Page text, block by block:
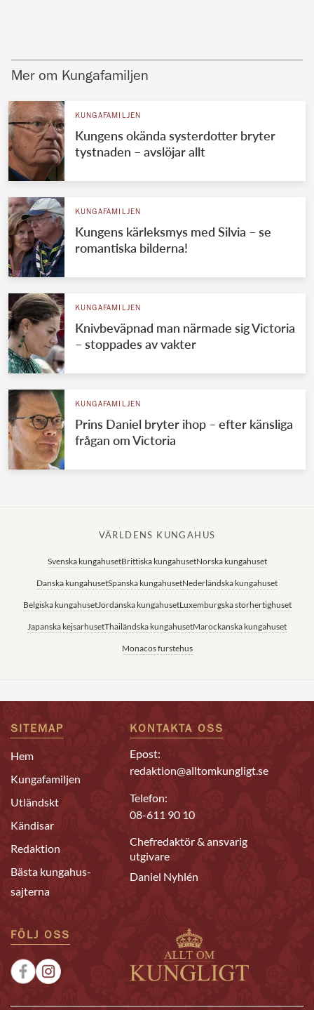
Mer om Kungafamiljen
KUNGAFAMILJEN
Kungens okända systerdotter bryter
tystnaden – avslöjar allt
KUNGAFAMILJEN
Kungens kärleksmys med Silvia – se
romantiska bilderna!
KUNGAFAMILJEN
Knivbeväpnad man närmade sig Victoria
– stoppades av vakter
KUNGAFAMILJEN
Prins Daniel bryter ihop – efter känsliga
frågan om Victoria
VÄRLDENS KUNGAHUS
Svenska kungahusetBrittiska kungahusetNorska kungahuset
Danska kungahusetSpanska kungahusetNederländska kungahuset
Belgiska kungahusetJordanska kungahusetLuxemburgska storhertighuset
Japanska kejsarhusetThailändska kungahusetMarockanska kungahuset
Monacos furstehus
SITEMAP
Hem
Kungafamiljen
Utländskt
Kändisar
Redaktion
Bästa kungahus-
sajterna
KONTAKTA OSS
Epost:
redaktion@alltomkungligt.se
Telefon:
08-611 90 10
Chefredaktör & ansvarig
utgivare
Daniel Nyhlén
FÖLJ OSS